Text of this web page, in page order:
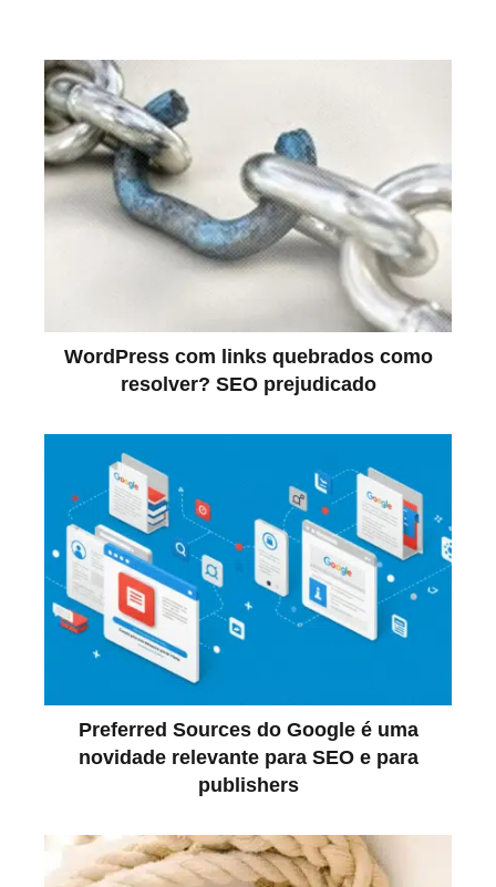
WordPress com links quebrados como
resolver? SEO prejudicado
Preferred Sources do Google é uma
novidade relevante para SEO e para
publishers